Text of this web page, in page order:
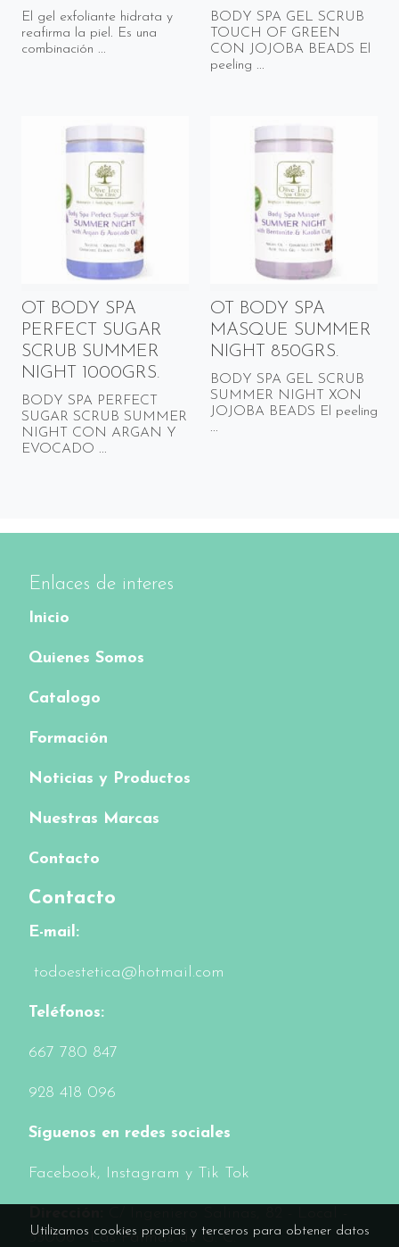
El gel exfoliante hidrata y
reafirma la piel. Es una
combinación ...
BODY SPA GEL SCRUB
TOUCH OF GREEN
CON JOJOBA BEADS El
peeling ...
OT BODY SPA
PERFECT SUGAR
SCRUB SUMMER
NIGHT 1000GRS.
BODY SPA PERFECT
SUGAR SCRUB SUMMER
NIGHT CON ARGAN Y
EVOCADO ...
OT BODY SPA
MASQUE SUMMER
NIGHT 850GRS.
BODY SPA GEL SCRUB
SUMMER NIGHT XON
JOJOBA BEADS El peeling
...
Enlaces de interes
Inicio
Quienes Somos
Catalogo
Formación
Noticias y Productos
Nuestras Marcas
Contacto
Contacto
E-mail:
todoestetica@hotmail.com
Teléfonos:
667 780 847
928 418 096
Síguenos en redes sociales
Facebook, Instagram y Tik Tok
35006 - Las Palmas de G. C.
Utilizamos cookies propias y terceros para obtener datos